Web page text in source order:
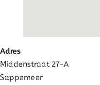
Adres
Middenstraat 27-A
Sappemeer